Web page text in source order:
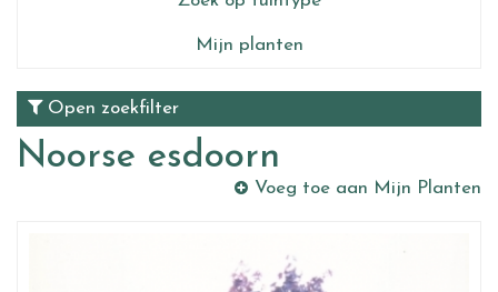
Mijn planten
Open zoekfilter
Noorse esdoorn
Voeg toe aan Mijn Planten